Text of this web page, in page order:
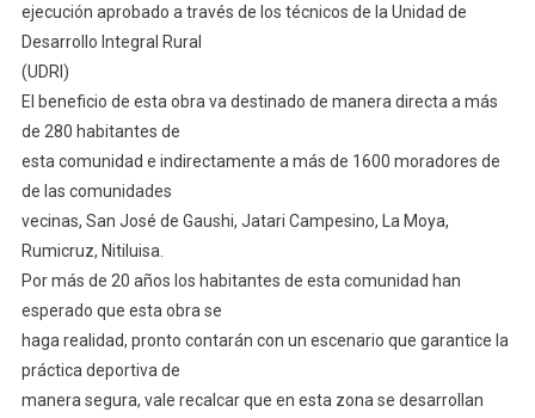
ejecución aprobado a través de los técnicos de la Unidad de
Desarrollo Integral Rural
(UDRI)
El beneficio de esta obra va destinado de manera directa a más
de 280 habitantes de
esta comunidad e indirectamente a más de 1600 moradores de
de las comunidades
vecinas, San José de Gaushi, Jatari Campesino, La Moya,
Rumicruz, Nitiluisa.
Por más de 20 años los habitantes de esta comunidad han
esperado que esta obra se
haga realidad, pronto contarán con un escenario que garantice la
práctica deportiva de
manera segura, vale recalcar que en esta zona se desarrollan